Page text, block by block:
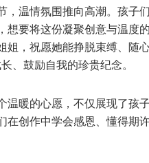
，温情氛围推向高潮。孩子
想要将这份凝聚创意与温度
姐，祝愿她能挣脱束缚、随
、鼓励自我的珍贵纪念。
温暖的心愿，不仅展现了孩
创作中学会感恩、懂得期